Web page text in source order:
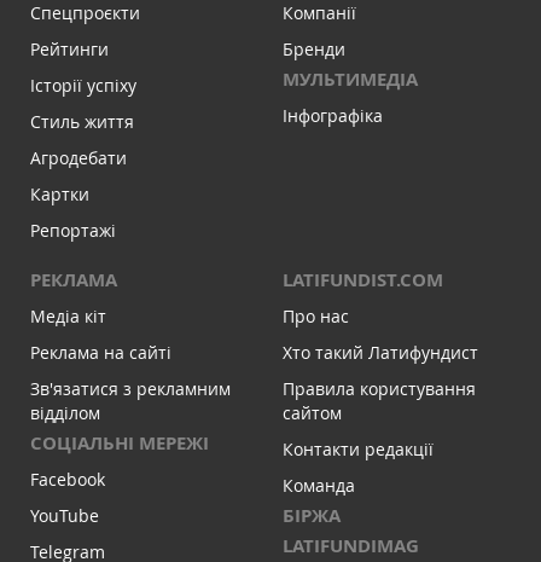
Спецпроєкти
Рейтинги
Історії успіху
Стиль життя
Агродебати
Картки
Репортажі
Компанії
Бренди
МУЛЬТИМЕДІА
Інфографіка
РЕКЛАМА
Медіа кіт
Реклама на сайті
Зв'язатися з рекламним
відділом
СОЦІАЛЬНІ МЕРЕЖІ
Facebook
YouTube
Telegram
LATIFUNDIST.COM
Про нас
Хто такий Латифундист
Правила користування
сайтом
Контакти редакції
Команда
БІРЖА
LATIFUNDIMAG